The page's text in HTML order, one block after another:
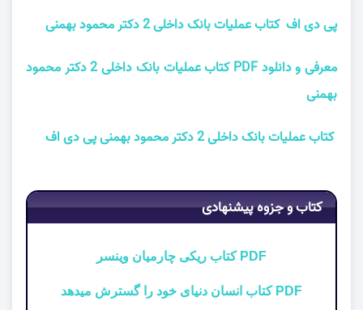
پی دی اف کتاب عملیات بانک داخلی 2 دکتر محمود بهمنی
معرفی و دانلود PDF کتاب عملیات بانک داخلی 2 دکتر محمود
بهمنی
کتاب عملیات بانک داخلی 2 دکتر محمود بهمنی پی دی اف
کتاب و جزوه پیشنهادی
PDF کتاب ریکی چارمیان وینسر
PDF کتاب انسان دنیای خود را گسترش میدهد